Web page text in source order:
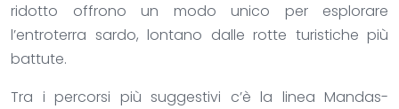
ridotto offrono un modo unico per esplorare
l’entroterra sardo, lontano dalle rotte turistiche più
battute.
Tra i percorsi più suggestivi c’è la linea Mandas-